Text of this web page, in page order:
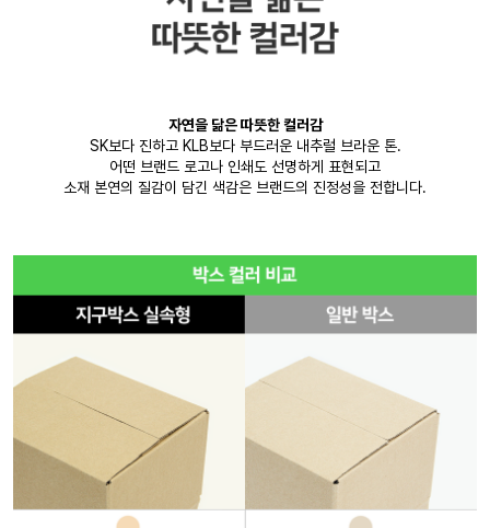
자연을 닮은 따뜻한 컬러감
SK보다 진하고 KLB보다 부드러운 내추럴 브라운 톤.
어떤 브랜드 로고나 인쇄도 선명하게 표현되고
소재 본연의 질감이 담긴 색감은 브랜드의 진정성을 전합니다.